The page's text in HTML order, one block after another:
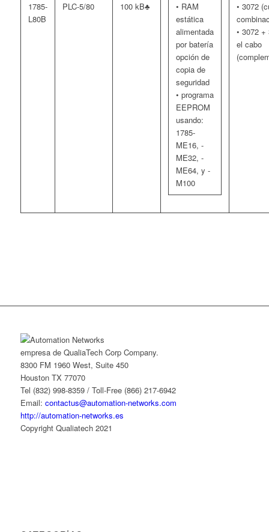
1785-
L80B
PLC-5/80 100 kB♣
• RAM
estática
alimentada
por batería
opción de
copia de
seguridad
• programa
EEPROM
usando:
1785-
ME16, -
ME32, -
ME64, y -
M100
• 3072
• 3072 +
el cabo
empresa de QualiaTech Corp Company.
8300 FM 1960 West, Suite 450
Houston TX 77070
Tel (832) 998-8359 / Toll-Free (866) 217-6942
Email: contactus@automation-networks.com
http://automation-networks.es
Copyright Qualiatech 2021